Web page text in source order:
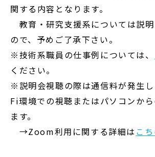
関する内容となります。
教育・研究支援系については説
ので、予めご了承下さい。
※技術系職員の仕事例については、
ください。
※説明会視聴の際は通信料が発生
Fi環境での視聴またはパソコンか
ます。
→Zoom利用に関する詳細は こち